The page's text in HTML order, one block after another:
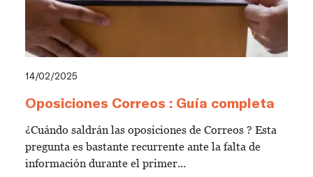
14/02/2025
Oposiciones Correos : Guía completa
¿Cuándo saldrán las oposiciones de Correos ? Esta
pregunta es bastante recurrente ante la falta de
información durante el primer...